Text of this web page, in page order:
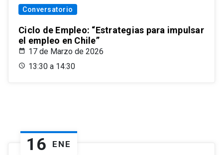
Conversatorio
Ciclo de Empleo: “Estrategias para impulsar
el empleo en Chile”
17 de Marzo de 2026
13:30 a 14:30
16 ENE